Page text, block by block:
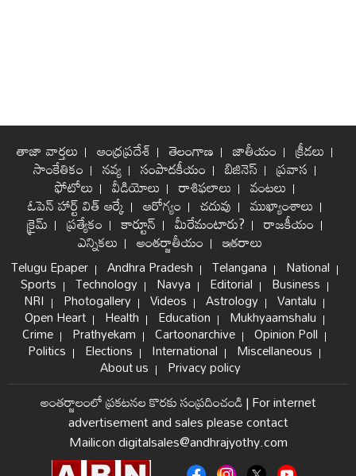
తాజా వార్తలు ఆంధ్రప్రదేశ్ తెలంగాణ జాతీయం క్రీడలు
సాంకేతికం నవ్య సంపాదకీయం బిజినెస్ ప్రవాస
ఫోటోలు వీడియోలు రాశిఫలాలు వంటలు
ఓపెన్ హార్ట్ విత్ ఆర్కే ఆరోగ్యం చదువు ముఖ్యాంశాలు
క్రైమ్ ప్రత్యేకం కార్టూన్ మీరేమంటారు? రాజకీయం
ఎన్నికలు అంతర్జాతీయం ఇతరాలు
Telugu Epaper Andhra Pradesh Telangana National
Sports Technology Navya Editorial Business
NRI Photogallery Videos Astrology Vantalu
Open Heart Health Education Mukhyaamshalu
Crime Prathyekam Cartoonarchive Opinion Poll
Politics Elections International Miscellaneous
About us Privacy policy
అంతర్జాలంలో ప్రకటనల కొరకు సంప్రదించండి|For internet
advertisement and sales please contact
Mailicon digitalsales@andhrajyothy.com